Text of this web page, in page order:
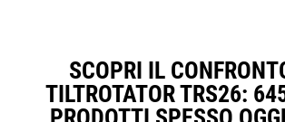
SCOPRI IL
TILTROTATOR TRS26: